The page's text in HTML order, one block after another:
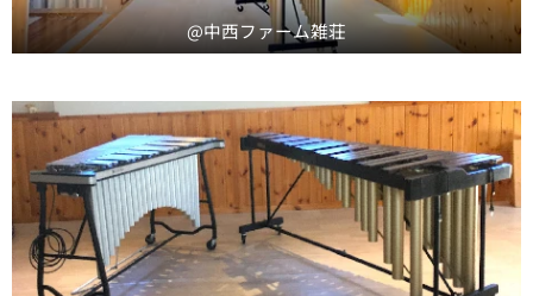
@中西ファーム雑荘